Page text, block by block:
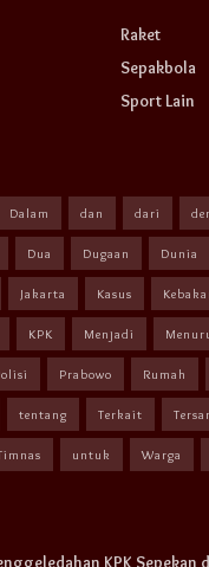
Raket
Sepakbola
Sport Lain
Dalam dan dari
Dua Dugaan Dunia
Jakarta Kasus
KPK Menjadi
Prabowo Rumah
tentang Terkait
untuk Warga